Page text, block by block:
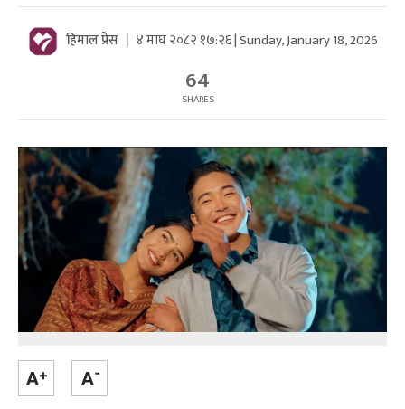
हिमाल प्रेस ४ माघ २०८२ १७:२६ | Sunday, January 18, 2026
64
SHARES